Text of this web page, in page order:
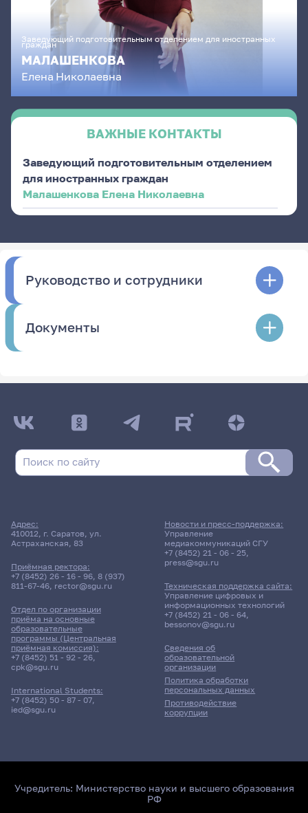
Заведующий подготовительным отделением для иностранных
граждан
МАЛАШЕНКОВА
Елена Николаевна
ВАЖНЫЕ КОНТАКТЫ
Заведующий подготовительным отделением
для иностранных граждан
Малашенкова Елена Николаевна
Руководство и сотрудники
Документы
Адрес:
410012, г. Саратов, ул.
Астраханская, 83
Приёмная ректора:
+7 (8452) 26 - 16 - 96, 8 (937)
811-67-46, rector@sgu.ru
Отдел по организации
приёма на основные
образовательные
программы (Центральная
приёмная комиссия):
+7 (8452) 51 - 92 - 26,
cpk@sgu.ru
International Students:
+7 (8452) 50 - 87 - 07,
ied@sgu.ru
Сведения об
образовательной
организации
Политика обработки
персональных данных
Противодействие
коррупции
Новости и пресс-поддержка:
Управление
медиакоммуникаций СГУ
+7 (8452) 21 - 06 - 25,
press@sgu.ru
Техническая поддержка сайта:
Управление цифровых и
информационных технологий
+7 (8452) 21 - 06 - 64,
bessonov@sgu.ru
Учредитель: Министерство науки и высшего образования
РФ